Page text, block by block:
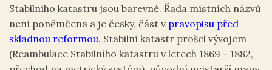
Stabilního katastru jsou barevné. Řada místních názvů
není poněmčena a je česky, část v pravopisu před
skladnou reformou. Stabilní katastr prošel vývojem
(Reambulace Stabilního katastru v letech 1869 - 1882,